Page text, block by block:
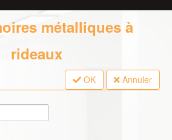
métalliques à
rideaux
OK Annuler